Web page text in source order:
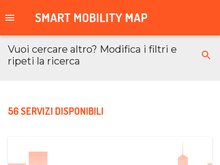
Vuoi cercare altro? Modifica i filtri e
ripeti la ricerca
56 SERVIZI DISPONIBILI